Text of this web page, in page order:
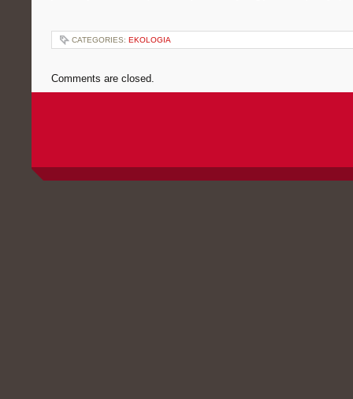
CATEGORIES: EKOLOGIA
Comments are closed.